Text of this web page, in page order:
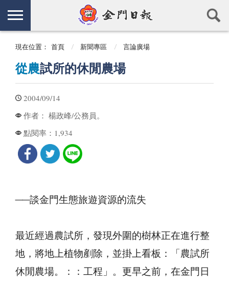
現在位置： 首頁 新聞專區 言論廣場
從農試所的休閒農場
2004/09/14
作者： 楊政峰/公務員。
點閱率： 1,934
──談金門生態旅遊資源的流失
最近經過農試所，發現外圍的樹林正在進行整
地，將地上植物剷除，並掛上看板：「農試所
休閒農場。：：工程」。更早之前，在金門日